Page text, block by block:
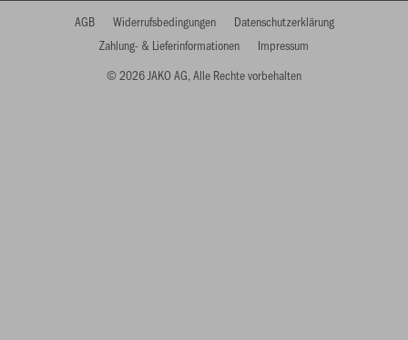
© 2026 JAKO AG, Alle Rechte vorbehalten
AGB Widerrufsbedingungen
Datenschutzerklärung
Zahlung- & Lieferinformationen
Impressum